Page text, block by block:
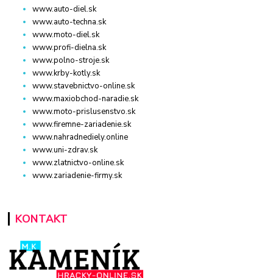
www.auto-diel.sk
www.auto-techna.sk
www.moto-diel.sk
www.profi-dielna.sk
www.polno-stroje.sk
www.krby-kotly.sk
www.stavebnictvo-online.sk
www.maxiobchod-naradie.sk
www.moto-prislusenstvo.sk
www.firemne-zariadenie.sk
www.nahradnediely.online
www.uni-zdrav.sk
www.zlatnictvo-online.sk
www.zariadenie-firmy.sk
KONTAKT